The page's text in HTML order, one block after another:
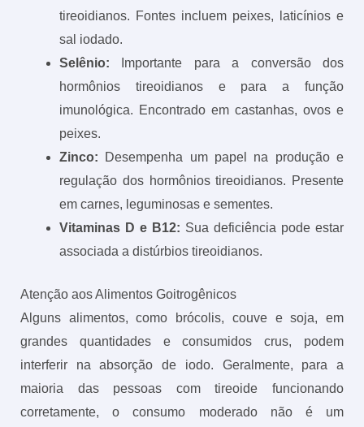
tireoidianos. Fontes incluem peixes, laticínios e
sal iodado.
Selênio: Importante para a conversão dos
hormônios tireoidianos e para a função
imunológica. Encontrado em castanhas, ovos e
peixes.
Zinco: Desempenha um papel na produção e
regulação dos hormônios tireoidianos. Presente
em carnes, leguminosas e sementes.
Vitaminas D e B12: Sua deficiência pode estar
associada a distúrbios tireoidianos.
Atenção aos Alimentos Goitrogênicos
Alguns alimentos, como brócolis, couve e soja, em
grandes quantidades e consumidos crus, podem
interferir na absorção de iodo. Geralmente, para a
maioria das pessoas com tireoide funcionando
corretamente, o consumo moderado não é um